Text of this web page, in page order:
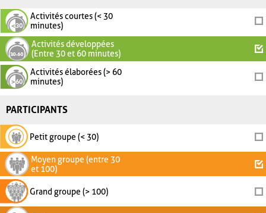
Activités courtes (< 30
minutes)
Activités développées
(Entre 30 et 60 minutes)
Activités élaborées (> 60
minutes)
PARTICIPANTS
Petit groupe (< 30)
Moyen groupe (entre 30
et 100)
Grand groupe (> 100)